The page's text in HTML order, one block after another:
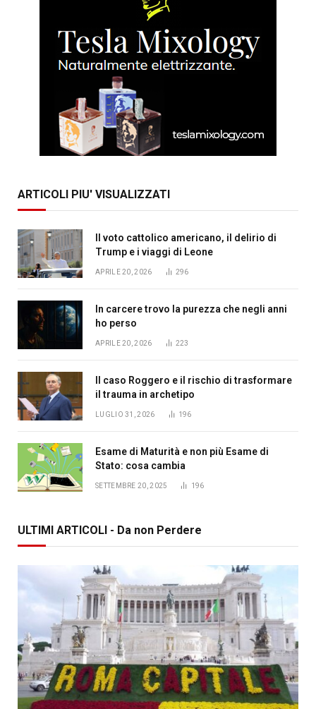
ARTICOLI PIU' VISUALIZZATI
Il voto cattolico americano, il delirio di
Trump e i viaggi di Leone
APRILE 20, 2026 296
In carcere trovo la purezza che negli anni
ho perso
APRILE 20, 2026 223
Il caso Roggero e il rischio di trasformare
il trauma in archetipo
LUGLIO 31, 2026 196
Esame di Maturità e non più Esame di
Stato: cosa cambia
SETTEMBRE 20, 2025 196
ULTIMI ARTICOLI - Da non Perdere